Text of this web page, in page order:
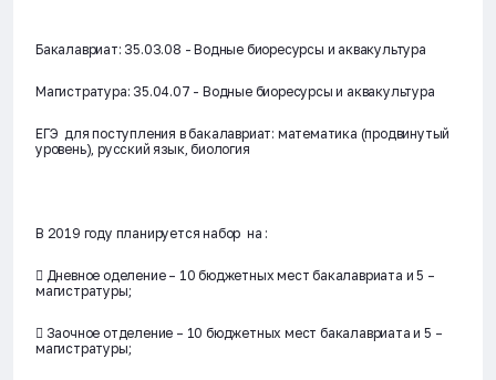
Бакалавриат: 35.03.08 - Водные биоресурсы и аквакультура
Магистратура: 35.04.07 - Водные биоресурсы и аквакультура
ЕГЭ для поступления в бакалавриат: математика (продвинутый
уровень), русский язык, биология
В 2019 году планируется набор на :
 Дневное оделение – 10 бюджетных мест бакалавриата и 5 –
магистратуры;
 Заочное отделение – 10 бюджетных мест бакалавриата и 5 –
магистратуры;